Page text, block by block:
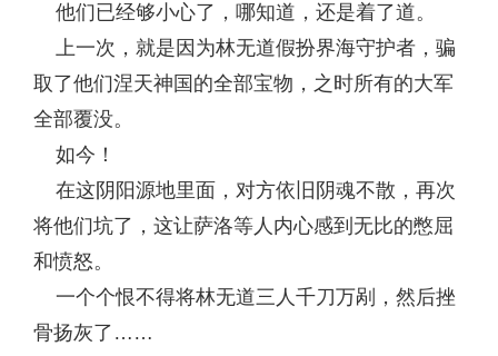
他们已经够小心了，哪知道，还是着了道。
上一次，就是因为林无道假扮界海守护者，骗
取了他们涅天神国的全部宝物，之时所有的大军
全部覆没。
如今！
在这阴阳源地里面，对方依旧阴魂不散，再次
将他们坑了，这让萨洛等人内心感到无比的憋屈
和愤怒。
一个个恨不得将林无道三人千刀万剐，然后挫
骨扬灰了……